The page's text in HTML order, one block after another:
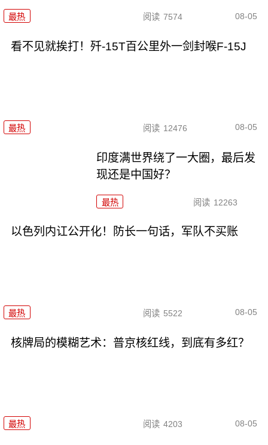
最热 阅读 7574 08-05
看不见就挨打！歼-15T百公里外一剑封喉F-15J
最热 阅读 12476 08-05
印度满世界绕了一大圈，最后发
现还是中国好？
最热 阅读 12263
以色列内讧公开化！防长一句话，军队不买账
最热 阅读 5522 08-05
核牌局的模糊艺术：普京核红线，到底有多红？
最热 阅读 4203 08-05